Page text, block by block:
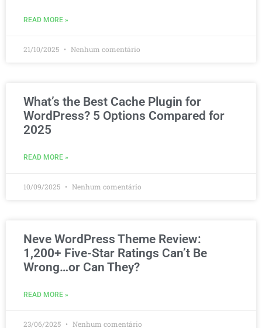
READ MORE »
21/10/2025 Nenhum comentário
What’s the Best Cache Plugin for
WordPress? 5 Options Compared for
2025
READ MORE »
10/09/2025 Nenhum comentário
Neve WordPress Theme Review:
1,200+ Five-Star Ratings Can’t Be
Wrong…or Can They?
READ MORE »
23/06/2025 Nenhum comentário